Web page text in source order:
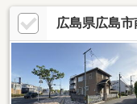
を考慮したプランニン
ク旭店」徒歩8分(約
市立大河小学校 徒歩7分
店 徒歩1分(約80m)■ ご
━━━━━・・・物件の
ださい。
広島県広島